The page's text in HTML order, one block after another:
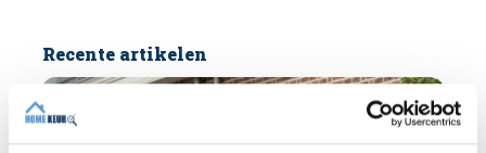
Recente artikelen